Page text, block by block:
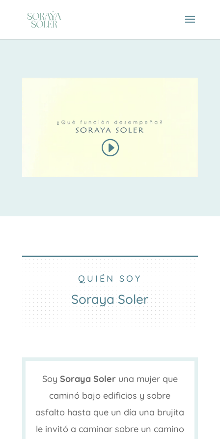
QUIÉN SOY
Soraya Soler
Soy Soraya Soleruna mujer que
caminó bajo edificios y sobre
asfalto hasta que un día una brujita
le invitó a caminar sobre un camino